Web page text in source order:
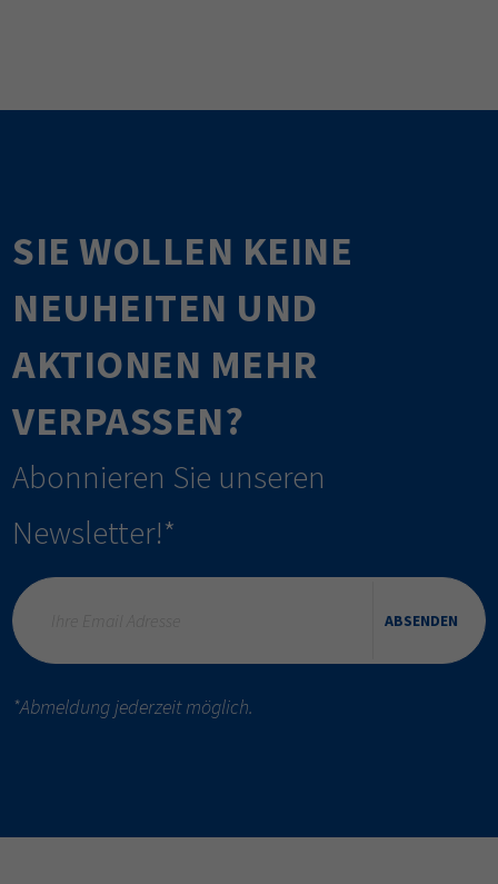
SIE WOLLEN KEINE
NEUHEITEN UND
AKTIONEN MEHR
VERPASSEN?
Abonnieren Sie unseren
Newsletter!*
ABSENDEN
*Abmeldung jederzeit möglich.